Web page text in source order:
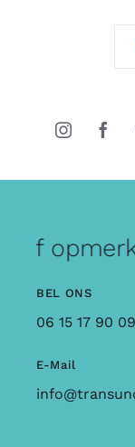
BEL ONS
06 15 17 90 09
E-Mail